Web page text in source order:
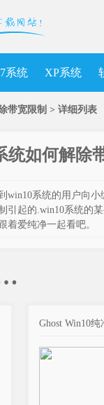
系统 XP系统
带宽限制 > 详细列表
统如何解除
win10系统的用户向
引起的.win10系统的
着爱纯净一起看吧。
Ghost Win10